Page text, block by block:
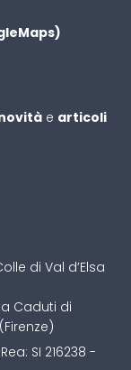
e articoli
di Val d’Elsa
Caduti di
Rea: SI 216238 -